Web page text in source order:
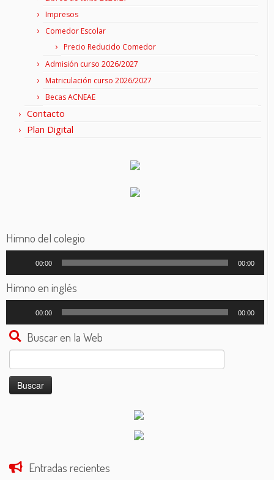
Impresos
Comedor Escolar
Precio Reducido Comedor
Admisión curso 2026/2027
Matriculación curso 2026/2027
Becas ACNEAE
Contacto
Plan Digital
Himno del colegio
audio
00:00 00:00
Himno en inglés
audio
00:00 00:00
Buscar en la Web
Buscar:
Entradas recientes